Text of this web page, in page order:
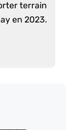
terrain
en 2023.